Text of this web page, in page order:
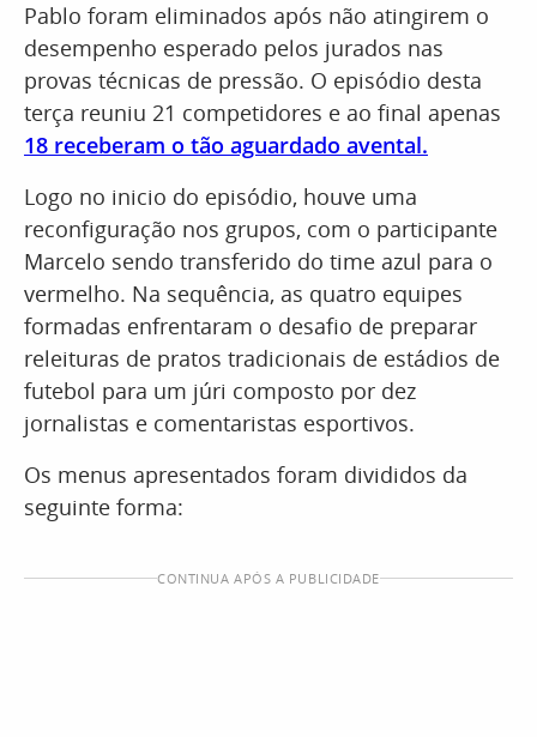
Pablo foram eliminados após não atingirem o
desempenho esperado pelos jurados nas
provas técnicas de pressão. O episódio desta
terça reuniu 21 competidores e ao final apenas
18 receberam o tão aguardado avental.
Logo no inicio do episódio, houve uma
reconfiguração nos grupos, com o participante
Marcelo sendo transferido do time azul para o
vermelho. Na sequência, as quatro equipes
formadas enfrentaram o desafio de preparar
releituras de pratos tradicionais de estádios de
futebol para um júri composto por dez
jornalistas e comentaristas esportivos.
Os menus apresentados foram divididos da
seguinte forma:
CONTINUA APÓS A PUBLICIDADE